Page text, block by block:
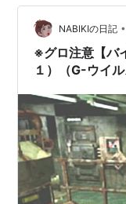
更に進んでおり、
アム本人…NABIKIの日記 •
※グロ注意【バ
１）（G-ウイ